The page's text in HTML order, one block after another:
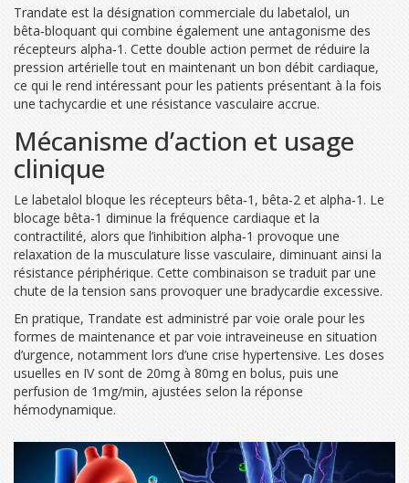
Trandate est la désignation commerciale du labetalol, un
bêta‑bloquant qui combine également une antagonisme des
récepteurs alpha‑1. Cette double action permet de réduire la
pression artérielle tout en maintenant un bon débit cardiaque,
ce qui le rend intéressant pour les patients présentant à la fois
une tachycardie et une résistance vasculaire accrue.
Mécanisme d’action et usage
clinique
Le labetalol bloque les récepteurs bêta‑1, bêta‑2 et alpha‑1. Le
blocage bêta‑1 diminue la fréquence cardiaque et la
contractilité, alors que l’inhibition alpha‑1 provoque une
relaxation de la musculature lisse vasculaire, diminuant ainsi la
résistance périphérique. Cette combinaison se traduit par une
chute de la tension sans provoquer une bradycardie excessive.
En pratique, Trandate est administré par voie orale pour les
formes de maintenance et par voie intraveineuse en situation
d’urgence, notamment lors d’une crise hypertensive. Les doses
usuelles en IV sont de 20mg à 80mg en bolus, puis une
perfusion de 1mg/min, ajustées selon la réponse
hémodynamique.